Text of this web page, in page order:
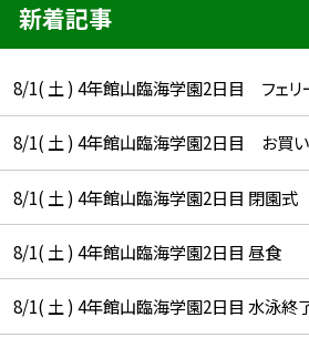
新着記事
8/1( 土 ) 4年館山臨海学園2日目 フェリ
8/1( 土 ) 4年館山臨海学園2日目 お買
8/1( 土 ) 4年館山臨海学園2日目 閉園式
8/1( 土 ) 4年館山臨海学園2日目 昼食
8/1( 土 ) 4年館山臨海学園2日目 水泳終